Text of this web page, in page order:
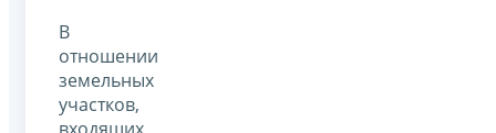
В
отношении
земельных
участков,